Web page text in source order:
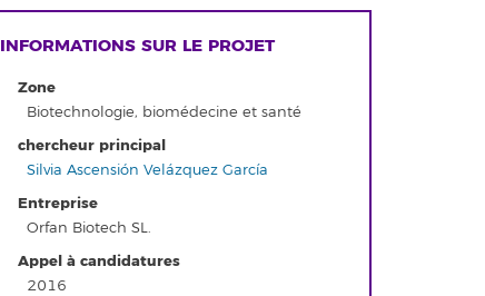
INFORMATIONS SUR LE PROJET
Zone
Biotechnologie, biomédecine et santé
chercheur principal
Silvia Ascensión Velázquez García
Entreprise
Orfan Biotech SL.
Appel à candidatures
2016